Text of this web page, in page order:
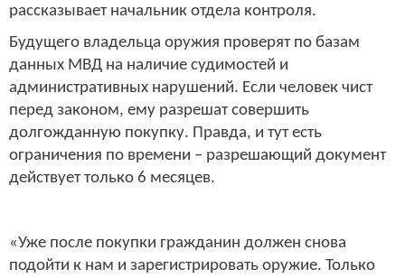
рассказывает начальник отдела контроля.
Будущего владельца оружия проверят по базам
данных МВД на наличие судимостей и
административных нарушений. Если человек чист
перед законом, ему разрешат совершить
долгожданную покупку. Правда, и тут есть
ограничения по времени – разрешающий документ
действует только 6 месяцев.
«Уже после покупки гражданин должен снова
подойти к нам и зарегистрировать оружие. Только